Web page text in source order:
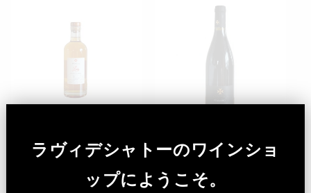
売り切れ
ドメーヌ・シングラ ヘ
リテージ アンブレLADY
売り切れ
ドメーヌ・シングラ エ
ドワルド 2019 熟成BIO
ラヴィデシャトーのワインショ
ップにようこそ。